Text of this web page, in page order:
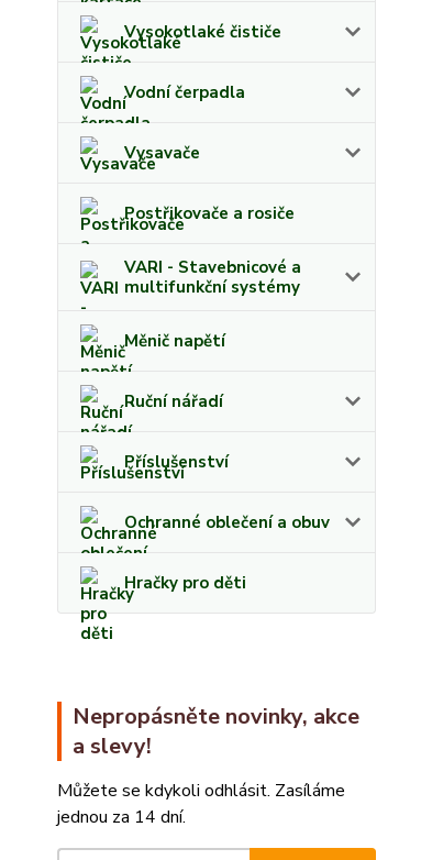
Vysokotlaké čističe
Vodní čerpadla
Vysavače
Postřikovače a rosiče
VARI - Stavebnicové a
multifunkční systémy
Měnič napětí
Ruční nářadí
Příslušenství
Ochranné oblečení a obuv
Hračky pro děti
Nepropásněte novinky, akce
a slevy!
Můžete se kdykoli odhlásit. Zasíláme
jednou za 14 dní.